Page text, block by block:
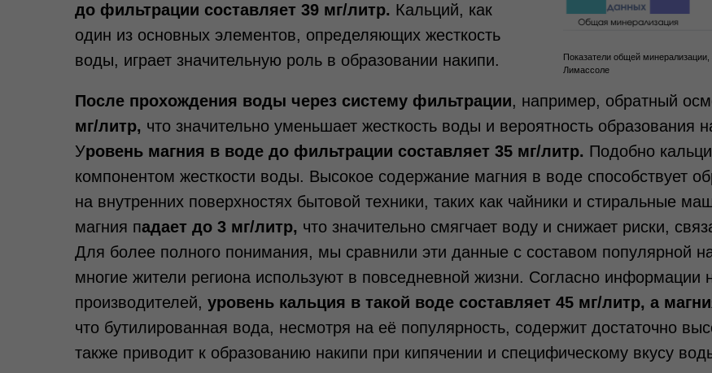
до фильтрации составляет 39 мг/литр. Кальций, как
один из основных элементов, определяющих жесткость
воды, играет значительную роль в образовании накипи.
Показатели общей
Лимассоле
После прохождения воды через систему фильтрации, например, обратный
мг/литр, что значительно уменьшает жесткость воды и вероятность образования
Уровень магния в воде до фильтрации составляет 35 мг/литр. Подобно
компонентом жесткости воды. Высокое содержание магния в воде способствует
на внутренних поверхностях бытовой техники, таких как чайники и стиральные
магния падает до 3 мг/литр, что значительно смягчает воду и снижает риски,
Для более полного понимания, мы сравнили эти данные с составом популярной
многие жители региона используют в повседневной жизни. Согласно информации
производителей, уровень кальция в такой воде составляет 45 мг/литр, а
что бутилированная вода, несмотря на её популярность, содержит достаточно
также приводит к образованию накипи при кипячении и специфическому вкусу